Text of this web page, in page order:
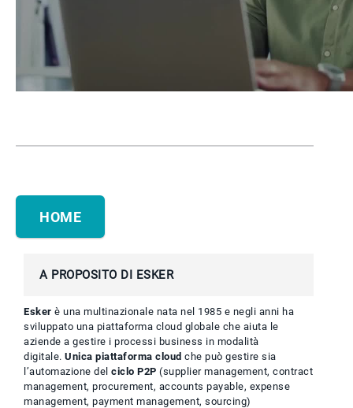
HOME
A PROPOSITO DI ESKER
Esker è una multinazionale nata nel 1985 e negli anni ha
sviluppato una piattaforma cloud globale che aiuta le
aziende a gestire i processi business in modalità
digitale. Unica piattaforma cloud che può gestire sia
l’automazione del ciclo P2P (supplier management, contract
management, procurement, accounts payable, expense
management, payment management, sourcing)